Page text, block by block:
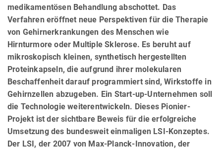
medikamentösen Behandlung abschottet. Das
Verfahren eröffnet neue Perspektiven für die Therapie
von Gehirnerkrankungen des Menschen wie
Hirnturmore oder Multiple Sklerose. Es beruht auf
mikroskopisch kleinen, synthetisch hergestellten
Proteinkapseln, die aufgrund ihrer molekularen
Beschaffenheit darauf programmiert sind, Wirkstoffe in
Gehirnzellen abzugeben. Ein Start-up-Unternehmen soll
die Technologie weiterentwickeln. Dieses Pionier-
Projekt ist der sichtbare Beweis für die erfolgreiche
Umsetzung des bundesweit einmaligen LSI-Konzeptes.
Der LSI, der 2007 von Max-Planck-Innovation, der